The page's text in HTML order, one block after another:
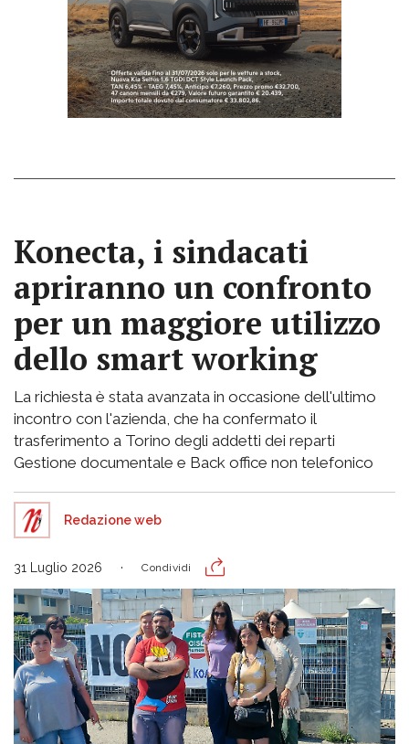
Konecta, i sindacati
apriranno un confronto
per un maggiore utilizzo
dello smart working
La richiesta è stata avanzata in occasione dell'ultimo
incontro con l'azienda, che ha confermato il
trasferimento a Torino degli addetti dei reparti
Gestione documentale e Back office non telefonico
Redazione web
31 Luglio 2026 Condividi